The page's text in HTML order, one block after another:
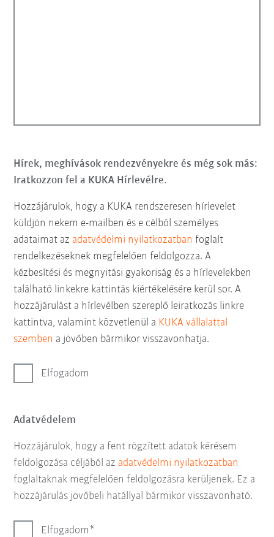
Hírek, meghívások rendezvényekre és még sok más:
Iratkozzon fel a KUKA Hírlevélre.
Hozzájárulok, hogy a KUKA rendszeresen hírlevelet
küldjön nekem e-mailben és e célból személyes
adataimat az adatvédelmi nyilatkozatban foglalt
rendelkezéseknek megfelelően feldolgozza. A
kézbesítési és megnyitási gyakoriság és a hírlevelekben
található linkekre kattintás kiértékelésére kerül sor. A
hozzájárulást a hírlevélben szereplő leiratkozás linkre
kattintva, valamint közvetlenül a KUKA vállalattal
szemben a jövőben bármikor visszavonhatja.
Elfogadom
Adatvédelem
Hozzájárulok, hogy a fent rögzített adatok kérésem
feldolgozása céljából az adatvédelmi nyilatkozatban
foglaltaknak megfelelően feldolgozásra kerüljenek. Ez a
hozzájárulás jövőbeli hatállyal bármikor visszavonható.
Elfogadom